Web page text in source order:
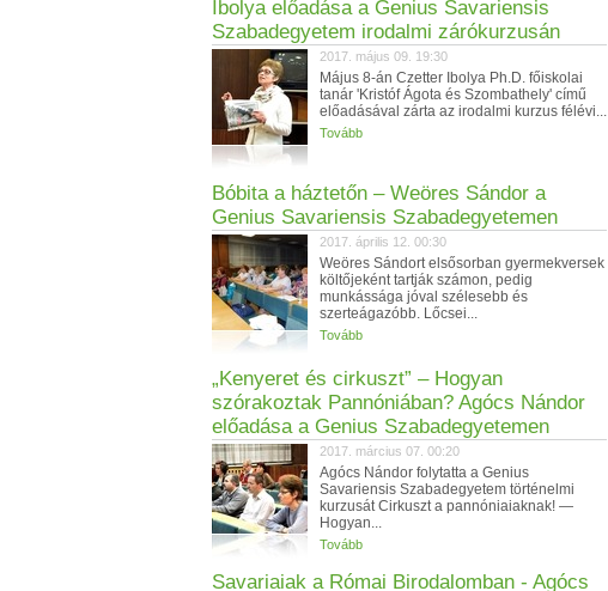
Ibolya előadása a Genius Savariensis
Szabadegyetem irodalmi zárókurzusán
2017. május 09. 19:30
Május 8-án Czetter Ibolya Ph.D. főiskolai
tanár 'Kristóf Ágota és Szombathely' című
előadásával zárta az irodalmi kurzus félévi...
Tovább
Bóbita a háztetőn – Weöres Sándor a
Genius Savariensis Szabadegyetemen
2017. április 12. 00:30
Weöres Sándort elsősorban gyermekversek
költőjeként tartják számon, pedig
munkássága jóval szélesebb és
szerteágazóbb. Lőcsei...
Tovább
„Kenyeret és cirkuszt” – Hogyan
szórakoztak Pannóniában? Agócs Nándor
előadása a Genius Szabadegyetemen
2017. március 07. 00:20
Agócs Nándor folytatta a Genius
Savariensis Szabadegyetem történelmi
kurzusát Cirkuszt a pannóniaiaknak! —
Hogyan...
Tovább
Savariaiak a Római Birodalomban - Agócs